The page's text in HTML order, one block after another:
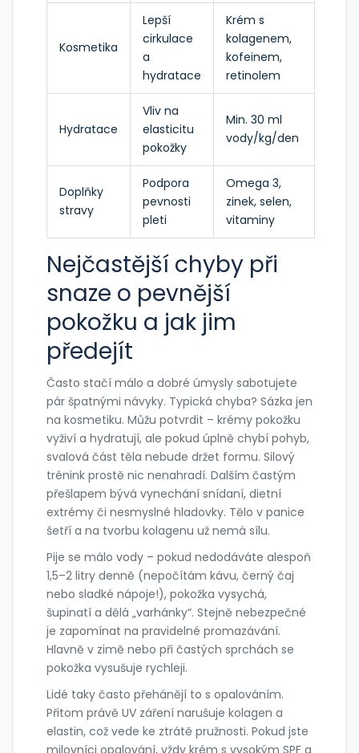
Kosmetika
Lepší
cirkulace
a
hydratace
Krém s
kolagenem,
kofeinem,
retinolem
Hydratace
Vliv na
elasticitu
pokožky
Min. 30 ml
vody/kg/den
Doplňky
stravy
Podpora
pevnosti
pleti
Omega 3,
zinek, selen,
vitaminy
Nejčastější chyby při
snaze o pevnější
pokožku a jak jim
předejít
Často stačí málo a dobré úmysly sabotujete
pár špatnými návyky. Typická chyba? Sázka jen
na kosmetiku. Můžu potvrdit – krémy pokožku
vyživí a hydratují, ale pokud úplně chybí pohyb,
svalová část těla nebude držet formu. Silový
trénink prostě nic nenahradí. Dalším častým
přešlapem bývá vynechání snídaní, dietní
extrémy či nesmyslné hladovky. Tělo v panice
šetří a na tvorbu kolagenu už nemá sílu.
Pije se málo vody – pokud nedodáváte alespoň
1,5–2 litry denně (nepočítám kávu, černý čaj
nebo sladké nápoje!), pokožka vysychá,
šupinatí a dělá „varhánky“. Stejně nebezpečné
je zapomínat na pravidelné promazávání.
Hlavně v zimě nebo při častých sprchách se
pokožka vysušuje rychleji.
Lidé taky často přehánějí to s opalováním.
Přitom právě UV záření narušuje kolagen a
elastin, což vede ke ztrátě pružnosti. Pokud jste
milovníci opalování, vždy krém s vysokým SPF a